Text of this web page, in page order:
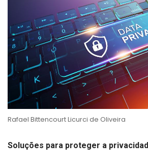
Rafael Bittencourt Licurci de Oliveira
Soluções para proteger a